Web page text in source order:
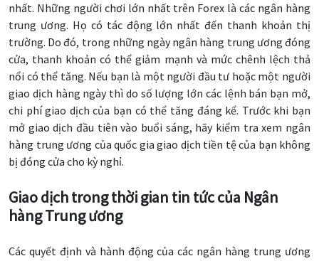
nhất. Những người chơi lớn nhất trên Forex là các ngân hàng
trung ương. Họ có tác động lớn nhất đến thanh khoản thị
trường. Do đó, trong những ngày ngân hàng trung ương đóng
cửa, thanh khoản có thể giảm mạnh và mức chênh lệch thả
nổi có thể tăng. Nếu bạn là một người đầu tư hoặc một người
giao dịch hàng ngày thì do số lượng lớn các lệnh bán bạn mở,
chi phí giao dịch của bạn có thể tăng đáng kể. Trước khi bạn
mở giao dịch đầu tiên vào buổi sáng, hãy kiểm tra xem ngân
hàng trung ương của quốc gia giao dịch tiền tệ của bạn không
bị đóng cửa cho kỳ nghỉ.
Giao dịch trong thời gian tin tức của Ngân
hàng Trung ương
Các quyết định và hành động của các ngân hàng trung ương